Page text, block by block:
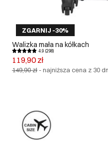
ZGARNIJ -30%
Walizka mała na kółkach
4.9 (298)
119,90 zł
149,90 zł -najniższa cena z 30